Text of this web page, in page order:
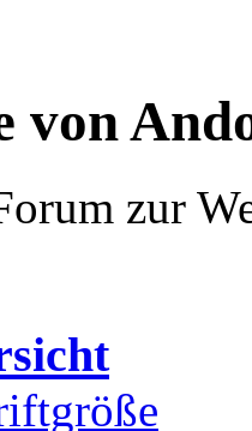
von
zur